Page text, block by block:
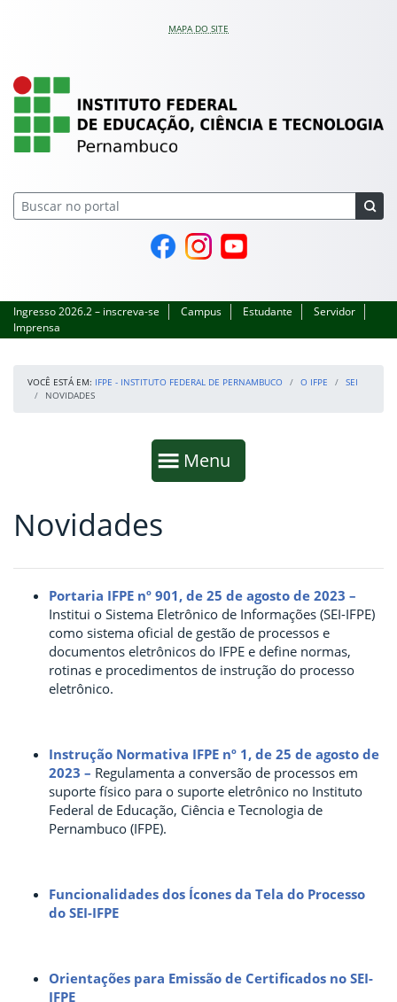
MAPA DO SITE
IFPE – Instituto
Página do Facebook
Perfil no Instagram
Canal no YouTube
Ingresso 2026.2 – inscreva-se Campus Estudante
Servidor
Imprensa
VOCÊ ESTÁ EM: IFPE - INSTITUTO FEDERAL DE PERNAMBUCO O IFPE
SEI
NOVIDADES
Mostrar
Menu
Fim da navegação
Início do conteúdo
Novidades
Portaria IFPE nº 901, de 25 de agosto de 2023 –
Institui o Sistema Eletrônico de Informações (SEI-IFPE)
como sistema oficial de gestão de processos e
documentos eletrônicos do IFPE e define normas,
rotinas e procedimentos de instrução do processo
eletrônico.
Instrução Normativa IFPE nº 1, de 25 de agosto de
2023 – Regulamenta a conversão de processos em
suporte físico para o suporte eletrônico no Instituto
Federal de Educação, Ciência e Tecnologia de
Pernambuco (IFPE).
Funcionalidades dos Ícones da Tela do Processo
do SEI-IFPE
Orientações para Emissão de Certificados no SEI-
IFPE